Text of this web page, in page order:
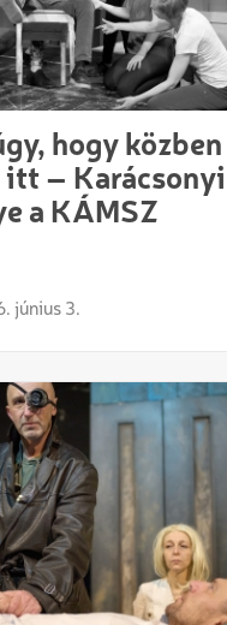
hogy közben
itt – Karácsonyi
a KÁMSZ
június 3.